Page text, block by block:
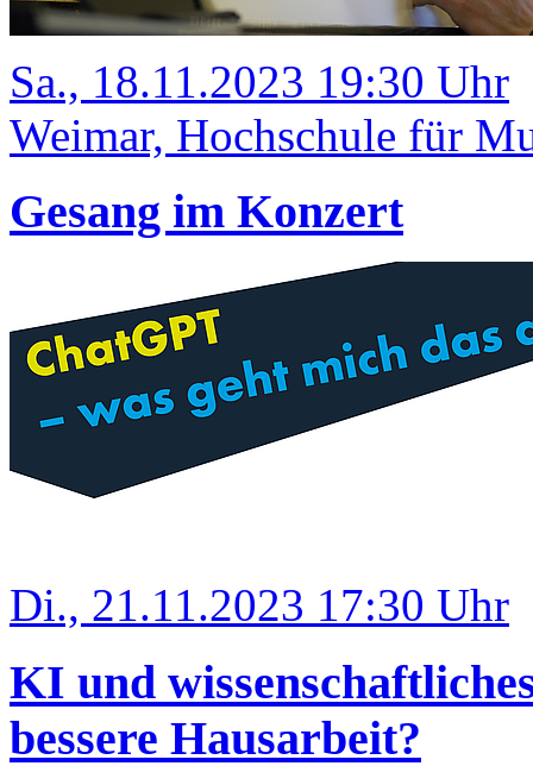
Sa., 18.11.2023 19:30 Uhr
Weimar, Hochschule für
Gesang im Konzert
Di., 21.11.2023 17:30 Uhr
KI und
bessere Hausarbeit?